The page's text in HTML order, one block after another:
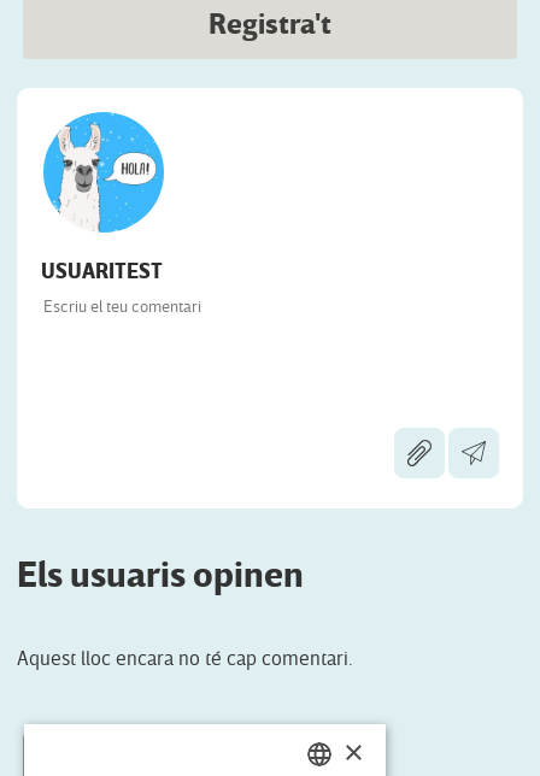
Registra't
USUARITEST
Els usuaris opinen
Aquest lloc encara no té cap comentari.
×